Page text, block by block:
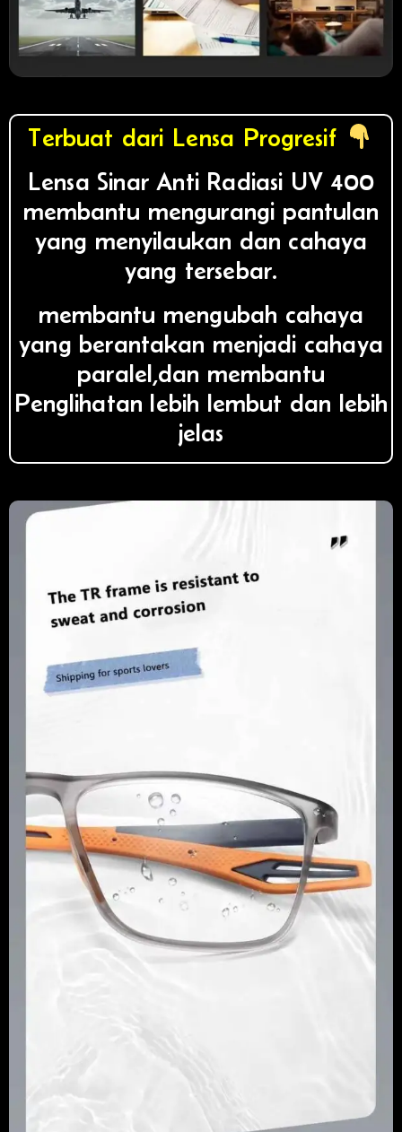
Terbuat dari Lensa Progresif
Lensa Sinar Anti Radiasi UV 400
membantu mengurangi pantulan
yang menyilaukan dan cahaya
yang tersebar.
membantu mengubah cahaya
yang berantakan menjadi cahaya
paralel,dan membantu
Penglihatan lebih lembut dan lebih
jelas